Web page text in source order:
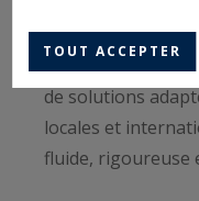
Grâce à des
accompagnons
de solutions
locales et
fluide, rigoureuse
TOUT ACCEPTER